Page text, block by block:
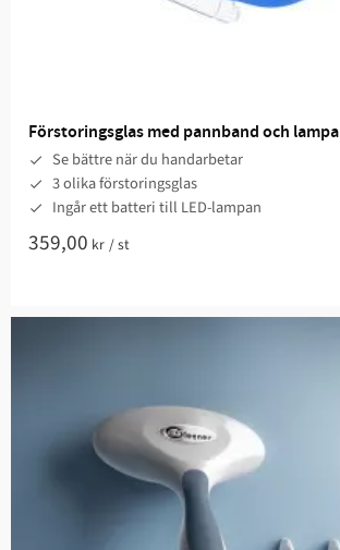
Förstoringsglas med pannband och lampa
Se bättre när du handarbetar
3 olika förstoringsglas
Ingår ett batteri till LED-lampan
359,00 kr /st